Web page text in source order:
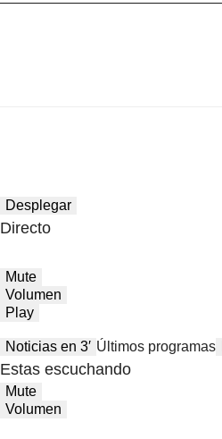
Desplegar
Directo
Mute
Volumen
Play
Noticias en 3′ Últimos programas
Estas escuchando
Mute
Volumen